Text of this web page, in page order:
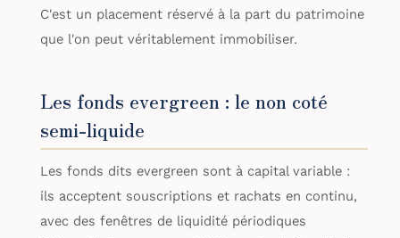
C'est un placement réservé à la part du patrimoine
que l'on peut véritablement immobiliser.
Les fonds evergreen : le non coté
semi-liquide
Les fonds dits evergreen sont à capital variable :
ils acceptent souscriptions et rachats en continu,
avec des fenêtres de liquidité périodiques